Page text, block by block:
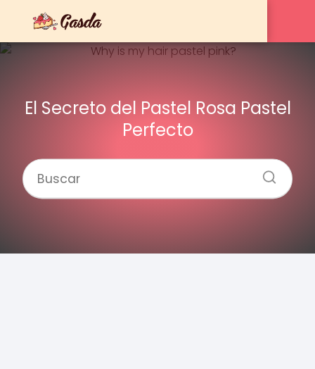
El Secreto del Pastel Rosa Pastel
Perfecto